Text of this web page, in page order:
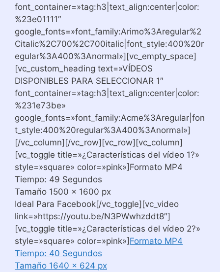
font_container=»tag:h3|text_align:center|color:
%23e01111″
google_fonts=»font_family:Arimo%3Aregular%2
Citalic%2C700%2C700italic|font_style:400%20r
egular%3A400%3Anormal»][vc_empty_space]
[vc_custom_heading text=»VÍDEOS
DISPONIBLES PARA SELECCIONAR 1″
font_container=»tag:h3|text_align:center|color:
%231e73be»
google_fonts=»font_family:Acme%3Aregular|fon
t_style:400%20regular%3A400%3Anormal»]
[/vc_column][/vc_row][vc_row][vc_column]
[vc_toggle title=»¿Características del vídeo 1?»
style=»square» color=»pink»]Formato MP4
Tiempo: 49 Segundos
Tamaño 1500 x 1600 px
Ideal Para Facebook[/vc_toggle][vc_video
link=»https://youtu.be/N3PWwhzddt8″]
[vc_toggle title=»¿Características del vídeo 2?»
style=»square» color=»pink»] Formato MP4
Tiempo: 40 Segundos
Tamaño 1640 x 624 px